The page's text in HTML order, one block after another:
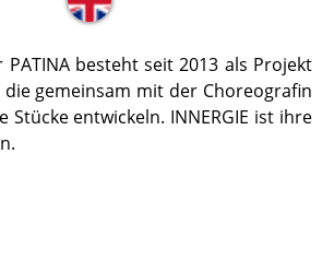
PATINA besteht seit 2013 als Projekt
die gemeinsam mit der Choreografin
Stücke entwickeln. INNERGIE ist ihre